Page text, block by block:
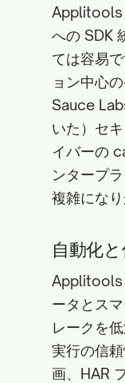
Applitools
への SDK
ては容易
ョン中心
Sauce
いた）セ
イバーの
ンタープ
複雑になり
自動化
Applitools
ータとス
レークを
実行の信
画、HAR